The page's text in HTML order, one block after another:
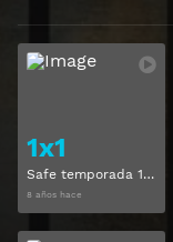
1x1
Safe temporada 1 capitulo 1
8 años hace